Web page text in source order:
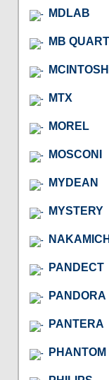
MDLAB
MB QUART
MCINTOSH
MTX
MOREL
MOSCONI
MYDEAN
MYSTERY
NAKAMICHI
PANDECT
PANDORA
PANTERA
PHANTOM